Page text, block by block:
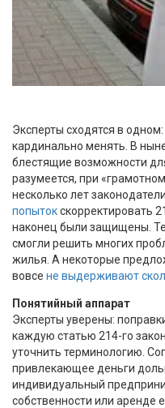
Эксперты сходятся в
кардинально менять. В
блестящие возможности
разумеется, при
несколько лет
попытокскорректировать
наконец были защищены.
смогли решить многих
жилья. А некоторые
вовсе не выдерживают
Понятийный аппарат
Эксперты уверены:
каждую статью 214-го
уточнить терминологию.
привлекающее деньги
индивидуальный
собственности или аренде